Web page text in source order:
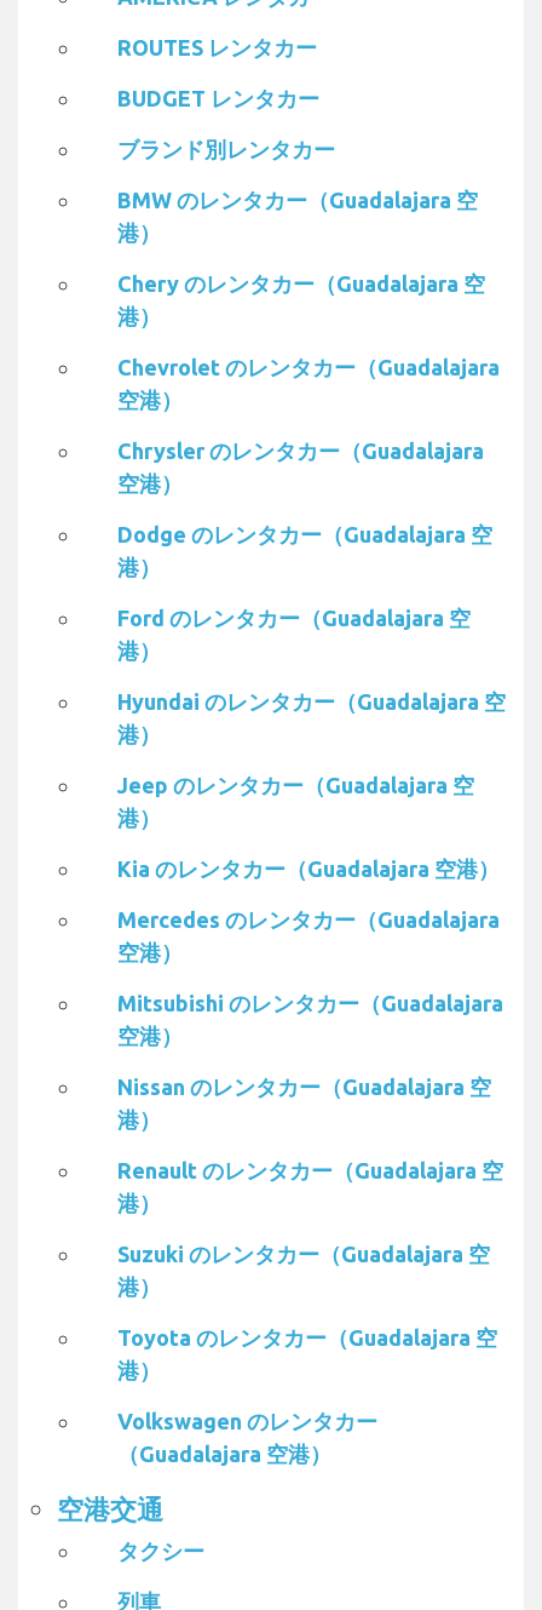
ROUTES レンタカー
BUDGET レンタカー
ブランド別レンタカー
BMW のレンタカー（Guadalajara 空
港）
Chery のレンタカー（Guadalajara 空
港）
Chevrolet のレンタカー（Guadalajara
空港）
Chrysler のレンタカー（Guadalajara
空港）
Dodge のレンタカー（Guadalajara 空
港）
Ford のレンタカー（Guadalajara 空
港）
Hyundai のレンタカー（Guadalajara 空
港）
Jeep のレンタカー（Guadalajara 空
港）
Kia のレンタカー（Guadalajara 空港）
Mercedes のレンタカー（Guadalajara
空港）
Mitsubishi のレンタカー（Guadalajara
空港）
Nissan のレンタカー（Guadalajara 空
港）
Renault のレンタカー（Guadalajara 空
港）
Suzuki のレンタカー（Guadalajara 空
港）
Toyota のレンタカー（Guadalajara 空
港）
Volkswagen のレンタカー
（Guadalajara 空港）
空港交通
タクシー
列車